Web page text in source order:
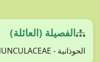
الفصيلة (العائلة)
الحوذانية - RANUNCULACEAE